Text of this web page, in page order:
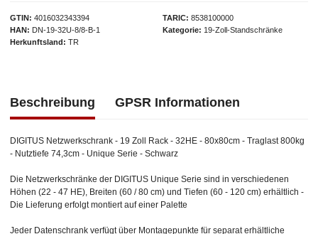
GTIN 4016032343394
HAN
DN-19-32U-8/8-B-1
Herkunftsland
TR
TARIC
8538100000
Kategorie
19-Zoll-Standschränke
Beschreibung GPSR Informationen
DIGITUS Netzwerkschrank - 19 Zoll Rack - 32HE - 80x80cm - Traglast 800kg
- Nutztiefe 74,3cm - Unique Serie - Schwarz
Die Netzwerkschränke der DIGITUS Unique Serie sind in verschiedenen
Höhen (22 - 47 HE), Breiten (60 / 80 cm) und Tiefen (60 - 120 cm) erhältlich -
Die Lieferung erfolgt montiert auf einer Palette
Jeder Datenschrank verfügt über Montagepunkte für separat erhältliche